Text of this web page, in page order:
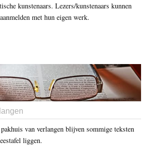
kunstenaars. Lezers/kunstenaars kunnen
met hun eigen werk.
van verlangen blijven sommige teksten
liggen.